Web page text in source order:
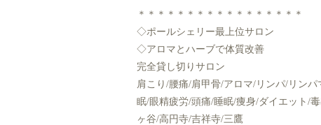
＊＊＊＊＊＊＊＊＊＊＊＊＊＊＊＊＊
◇ポールシェリー最上位サロン
◇アロマとハーブで体質改善
完全貸し切りサロン
肩こり/腰痛/肩甲骨/アロマ/リンパ/リン
眠/眼精疲労/頭痛/睡眠/痩身/ダイエット/
ヶ谷/高円寺/吉祥寺/三鷹